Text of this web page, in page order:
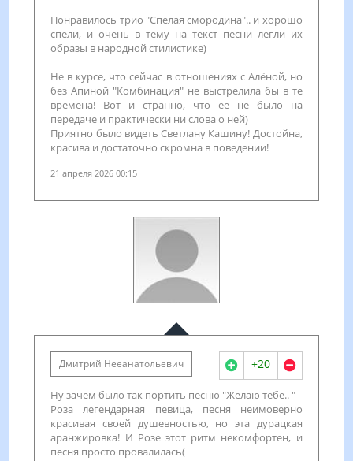
Понравилось трио "Спелая смородина".. и хорошо
спели, и очень в тему на текст песни легли их
образы в народной стилистике)
Не в курсе, что сейчас в отношениях с Алёной, но
без Апиной "Комбинация" не выстрелила бы в те
времена! Вот и странно, что её не было на
передаче и практически ни слова о ней)
Приятно было видеть Светлану Кашину! Достойна,
красива и достаточно скромна в поведении!
21 апреля 2026 00:15
Дмитрий Нееанатольевич +20
Ну зачем было так портить песню "Желаю тебе.. "
Роза легендарная певица, песня неимоверно
красивая своей душевностью, но эта дурацкая
аранжировка! И Розе этот ритм некомфортен, и
песня просто провалилась(